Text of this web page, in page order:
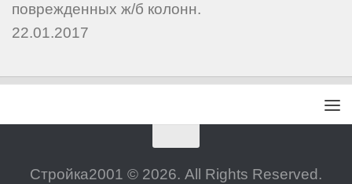
поврежденных ж/б колонн.
22.01.2017
Стройка2001 © 2026. All Rights Reserved.